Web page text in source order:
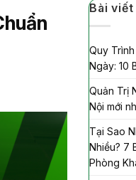
Bài
Quy
Ngày: 10
Quản Trị
Nội mới
Tại Sao
Nhiều? 7
Phòng